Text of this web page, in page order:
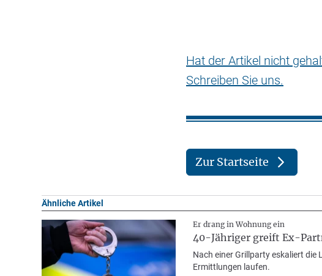
Hat der Artikel nicht
Schreiben Sie uns.
Zur Startseite
Ähnliche Artikel
Er drang in Wohnung ein
40-Jähriger greift Ex-
Nach einer Grillparty eskaliert die
Ermittlungen laufen.